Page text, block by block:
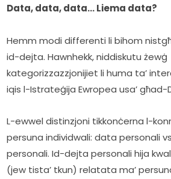
Data, data, data… Liema data?
Hemm modi differenti li bihom
id-dejta. Hawnhekk, niddiskutu żewġ
kategorizzazzjonijiet li huma ta’
iqis l-Istrateġija Ewropea usa’ għad-
L-ewwel distinzjoni tikkonċerna l-
persuna individwali: data personali
personali. Id-dejta personali hija
(jew tista’ tkun) relatata ma’